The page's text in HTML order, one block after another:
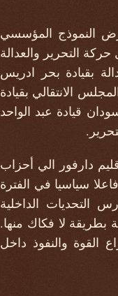
النموذج المؤسسي
وذلك بتحول حركة التحرير والعدالة
بقيادة بحر ادريس
الانتقالي بقيادة
السودان قيادة عبد الواحد
دارفور الي أحزاب
سياسيا في الفترة
التحديات الداخلية
بطريقة لا فكاك منها.
القوة والنفوذ داخل